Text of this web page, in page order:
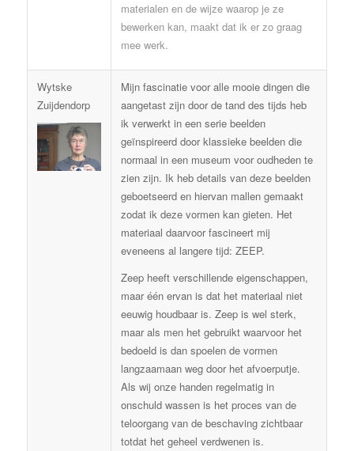
materialen en de wijze waarop je ze
bewerken kan, maakt dat ik er zo graag
mee werk.
Wytske
Zuijdendorp
Mijn fascinatie voor alle mooie dingen die
aangetast zijn door de tand des tijds heb
ik verwerkt in een serie beelden
geïnspireerd door klassieke beelden die
normaal in een museum voor oudheden te
zien zijn. Ik heb details van deze beelden
geboetseerd en hiervan mallen gemaakt
zodat ik deze vormen kan gieten. Het
materiaal daarvoor fascineert mij
eveneens al langere tijd: ZEEP.
Zeep heeft verschillende eigenschappen,
maar één ervan is dat het materiaal niet
eeuwig houdbaar is. Zeep is wel sterk,
maar als men het gebruikt waarvoor het
bedoeld is dan spoelen de vormen
langzaamaan weg door het afvoerputje.
Als wij onze handen regelmatig in
onschuld wassen is het proces van de
teloorgang van de beschaving zichtbaar
totdat het geheel verdwenen is.